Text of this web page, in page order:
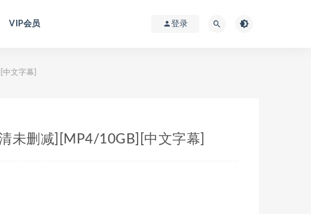
VIP会员 登录
文字幕]
未删减][MP4/10GB][中文字幕]